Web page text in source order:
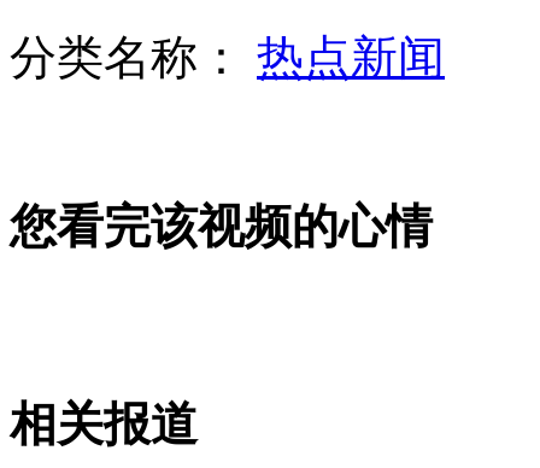
分类名称： 热点新闻
您看完该视频的心情
相关报道